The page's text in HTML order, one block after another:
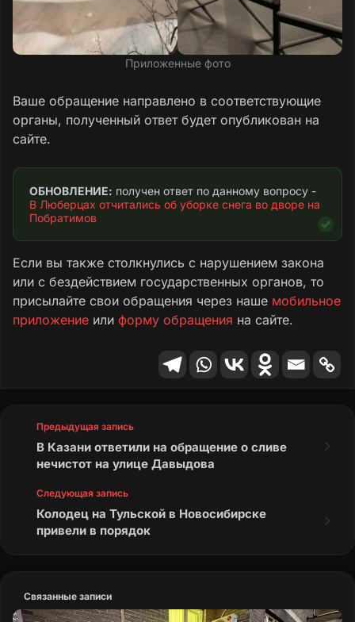
Приложенные фото
Ваше обращение направлено в соответствующие
органы, полученный ответ будет опубликован на
сайте.
ОБНОВЛЕНИЕ:
В Люберцах отчитались об уборке снега во дворе на
Побратимов
Если вы также столкнулись с нарушением закона
или с бездействием государственных органов, то
присылайте свои обращения через наше мобильное
приложение или форму обращения на сайте.
Предыдущая запись
В Казани ответили на обращение о сливе
нечистот на улице Давыдова
Следующая запись
Колодец на Тульской в Новосибирске
привели в порядок
Связанные записи